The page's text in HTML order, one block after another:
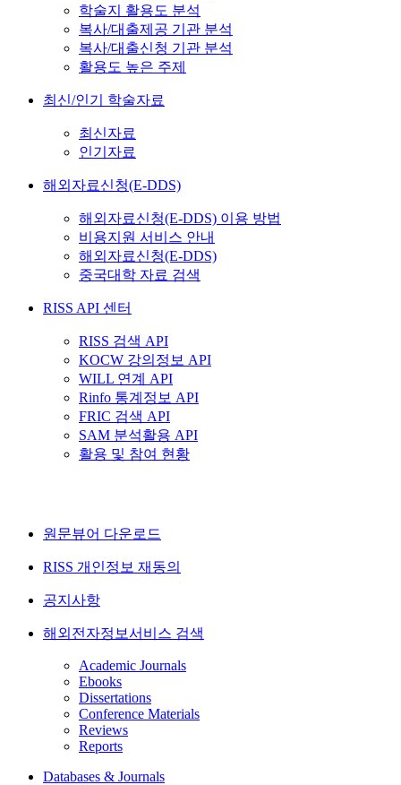
학술지 활용도 분석
복사/대출제공 기관 분석
복사/대출신청 기관 분석
활용도 높은 주제
최신/인기 학술자료
최신자료
인기자료
해외자료신청(E-DDS)
해외자료신청(E-DDS) 이용 방법
비용지원 서비스 안내
해외자료신청(E-DDS)
중국대학 자료 검색
RISS API 센터
RISS 검색 API
KOCW 강의정보 API
WILL 연계 API
Rinfo 통계정보 API
FRIC 검색 API
SAM 분석활용 API
활용 및 참여 현황
원문뷰어 다운로드
RISS 개인정보 재동의
공지사항
해외전자정보서비스 검색
Academic Journals
Ebooks
Dissertations
Conference Materials
Reviews
Reports
Databases & Journals